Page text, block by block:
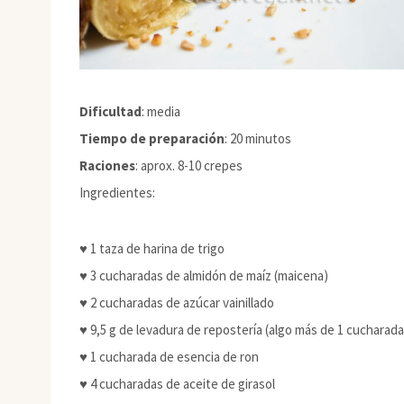
Dificultad: media
Tiempo de preparación: 20 minutos
Raciones: aprox. 8-10 crepes
Ingredientes:
♥ 1 taza de harina de trigo
♥ 3 cucharadas de almidón de maíz (maicena)
♥ 2 cucharadas de azúcar vainillado
♥ 9,5 g de levadura de repostería (algo más de 1
♥ 1 cucharada de esencia de ron
♥ 4 cucharadas de aceite de girasol